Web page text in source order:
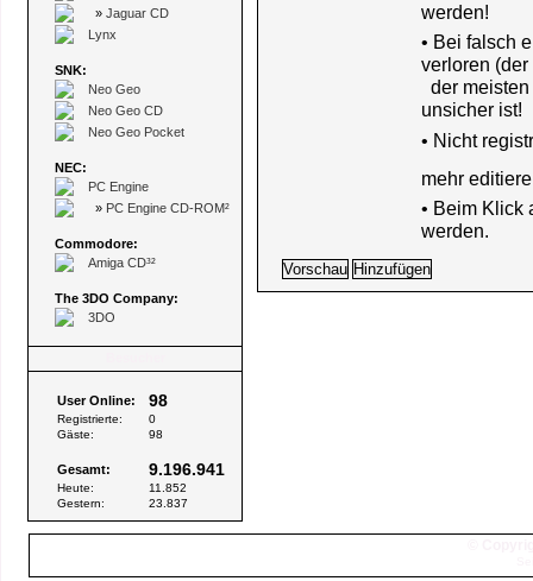
» Jaguar CD
Lynx
SNK:
Neo Geo
Neo Geo CD
Neo Geo Pocket
NEC:
PC Engine
» PC Engine CD-ROM²
Commodore:
Amiga CD³²
The 3DO Company:
3DO
User Online: 98
Registrierte:
0
Gäste:
98
Gesamt: 9.196.941
Heute:
11.852
Gestern:
23.837
werden!
• Bei falsch
verloren
der
unsicher ist!
• Nicht
mehr
• Beim Klick
werden.